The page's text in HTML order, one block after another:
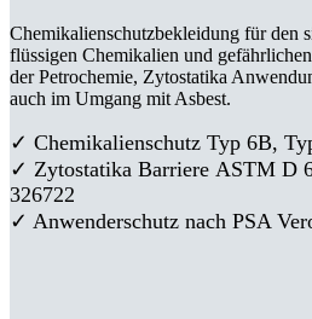
Chemikalienschutzbekleidung für den
flüssigen Chemikalien und
der Petrochemie, Zytostatika
auch im Umgang mit Asbest.
✓ Chemikalienschutz Typ 6B,
✓ Zytostatika Barriere ASTM D
326722
✓ Anwenderschutz nach PSA